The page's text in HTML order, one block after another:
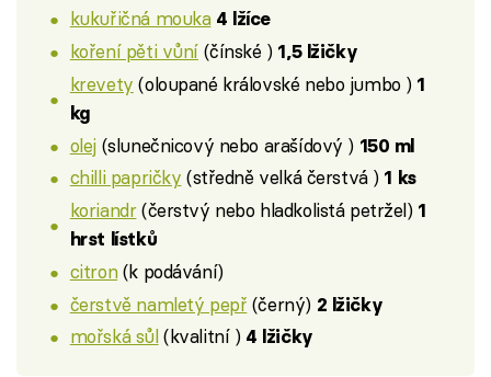
kukuřičná mouka 4 lžíce
koření pěti vůní (čínské ) 1,5 lžičky
krevety (oloupané královské nebo jumbo ) 1
kg
olej (slunečnicový nebo arašídový ) 150 ml
chilli papričky (středně velká čerstvá ) 1 ks
koriandr(čerstvý nebo hladkolistá petržel) 1
hrst lístků
citron(k podávání)
čerstvě namletý pepř (černý) 2 lžičky
mořská sůl(kvalitní ) 4 lžičky